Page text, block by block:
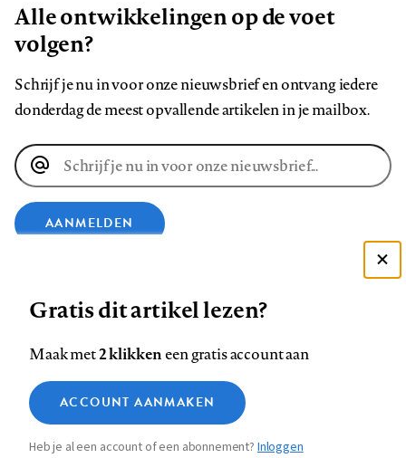
Alle ontwikkelingen op de voet
volgen?
Schrijf je nu in voor onze nieuwsbrief en ontvang iedere
donderdag de meest opvallende artikelen in je mailbox.
E-
mailadres
AANMELDEN
op
Facebook
op
LinkedIn
op
Bluesky
ons
op
InstagramYouTube
Footer
Contact Colofon Disclaimer Privacy
Medische vragen verdienen
betrouwbare antwoorden
Zie onze cookie policy
Analytische cookies
Marketing cookies
Gratis dit artikel lezen?
Maak met2 klikkeneen gratis account aan
ACCOUNT AANMAKEN
Heb je al een account of een abonnement?Inloggen